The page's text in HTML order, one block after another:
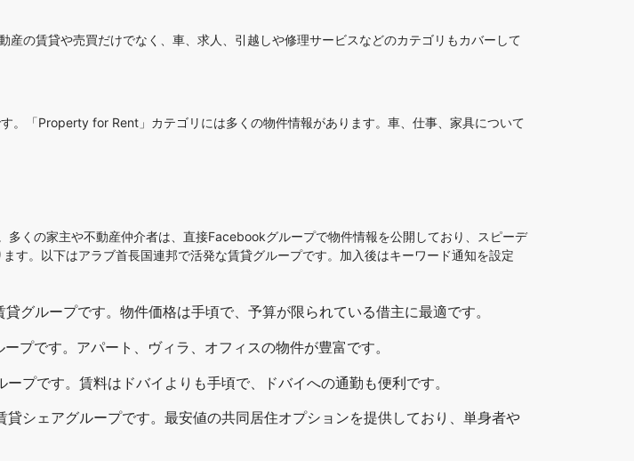
の賃貸や売買だけでなく、車、求人、引越しや修理サービスなどのカテゴリもカバーして
。「Property for Rent」カテゴリには多くの物件情報があります。車、仕事、家具について
くの家主や不動産仲介者は、直接Facebookグループで物件情報を公開しており、スピーデ
す。以下はアラブ首長国連邦で活発な賃貸グループです。加入後はキーワード通知を設定
グループです。物件価格は手頃で、予算が限られている借主に最適です。
プです。アパート、ヴィラ、オフィスの物件が豊富です。
プです。賃料はドバイよりも手頃で、ドバイへの通勤も便利です。
シェアグループです。最安値の共同居住オプションを提供しており、単身者や